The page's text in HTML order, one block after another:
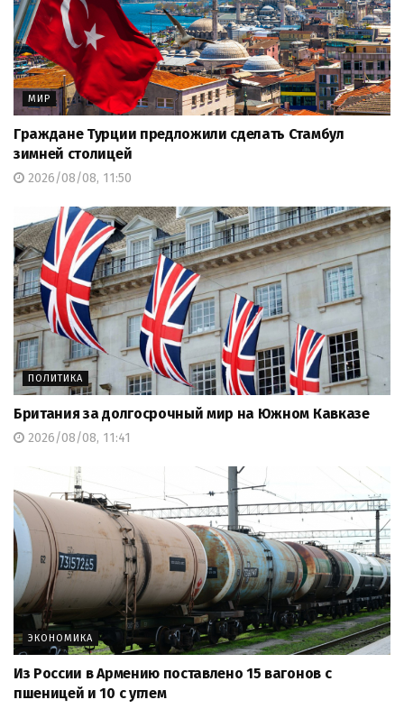
МИР
Граждане Турции предложили сделать Стамбул
зимней столицей
2026/08/08, 11:50
ПОЛИТИКА
Британия за долгосрочный мир на Южном Кавказе
2026/08/08, 11:41
ЭКОНОМИКА
Из России в Армению поставлено 15 вагонов с
пшеницей и 10 с углем